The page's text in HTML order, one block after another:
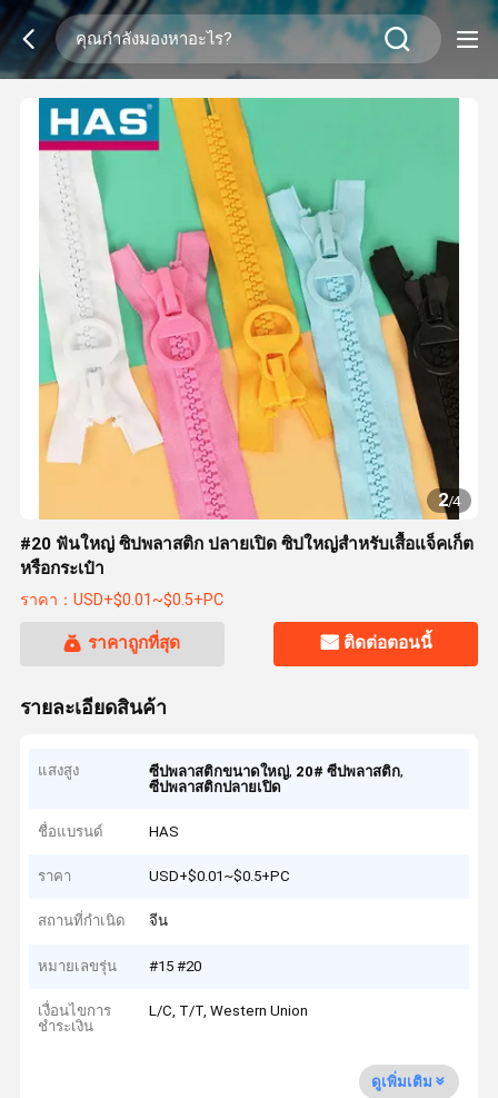
2/4
#20 ฟันใหญ่ ซิปพลาสติก ปลายเปิด ซิปใหญ่สำหรับเสื้อแจ็คเก็ต
หรือกระเป๋า
ราคา：USD+$0.01~$0.5+PC
ราคาถูกที่สุด ติดต่อตอนนี้
รายละเอียดสินค้า
แสงสูง ซีปพลาสติกขนาดใหญ่, 20# ซีปพลาสติก,
ซีปพลาสติกปลายเปิด
ชื่อแบรนด์ HAS
ราคา USD+$0.01~$0.5+PC
สถานที่กำเนิด จีน
หมายเลขรุ่น #15 #20
เงื่อนไขการ
ชำระเงิน
L/C, T/T, Western Union
ดูเพิ่มเติม